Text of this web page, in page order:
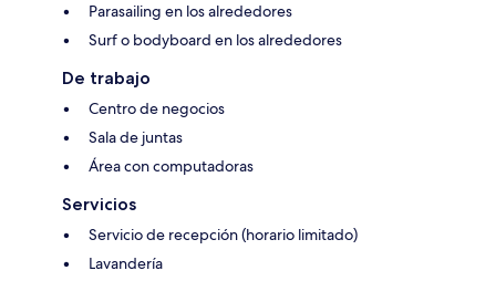
Parasailing en los alrededores
Surf o bodyboard en los alrededores
De trabajo
Centro de negocios
Sala de juntas
Área con computadoras
Servicios
Servicio de recepción (horario limitado)
Lavandería